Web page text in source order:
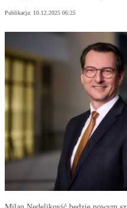
Publikacja: 10.12.2025 06:25